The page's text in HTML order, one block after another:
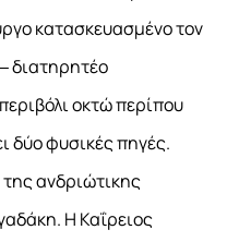
κατασκευασμένο τον
διατηρητέο
οκτώ περίπου
δύο φυσικές πηγές.
της ανδριώτικης
Η Καΐρειος